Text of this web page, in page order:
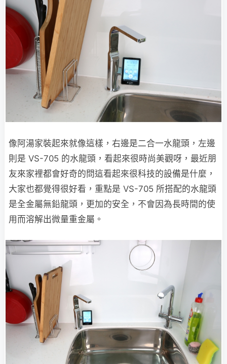
像阿湯家裝起來就像這樣，右邊是二合一水龍頭，左邊
則是 VS-705 的水龍頭，看起來很時尚美觀呀，最近朋
友來家裡都會好奇的問這看起來很科技的設備是什麼，
大家也都覺得很好看，重點是 VS-705 所搭配的水龍頭
是全金屬無鉛龍頭，更加的安全，不會因為長時間的使
用而溶解出微量重金屬。